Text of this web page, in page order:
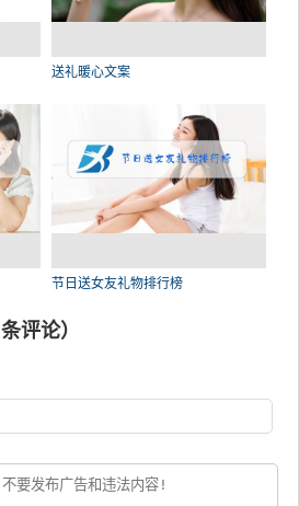
送礼暖心文案
节日送女友礼物排行榜
条评论）